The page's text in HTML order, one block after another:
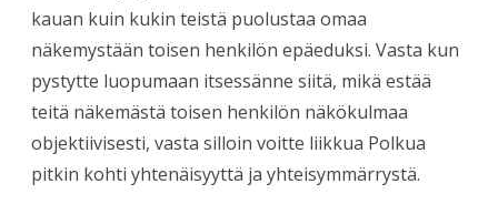
kauan kuin kukin teistä puolustaa omaa
näkemystään toisen henkilön epäeduksi. Vasta kun
pystytte luopumaan itsessänne siitä, mikä estää
teitä näkemästä toisen henkilön näkökulmaa
objektiivisesti, vasta silloin voitte liikkua Polkua
pitkin kohti yhtenäisyyttä ja yhteisymmärrystä.